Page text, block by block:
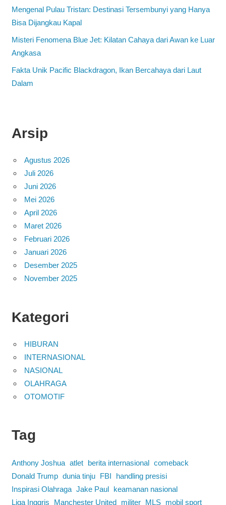
Mengenal Pulau Tristan: Destinasi Tersembunyi yang Hanya
Bisa Dijangkau Kapal
Misteri Fenomena Blue Jet: Kilatan Cahaya dari Awan ke Luar
Angkasa
Fakta Unik Pacific Blackdragon, Ikan Bercahaya dari Laut
Dalam
Arsip
Agustus 2026
Juli 2026
Juni 2026
Mei 2026
April 2026
Maret 2026
Februari 2026
Januari 2026
Desember 2025
November 2025
Kategori
HIBURAN
INTERNASIONAL
NASIONAL
OLAHRAGA
OTOMOTIF
Tag
Anthony Joshua atlet berita internasional comeback
Donald Trump dunia tinju FBI
handling presisi
Inspirasi Olahraga Jake Paul
keamanan nasional
Liga Inggris
Manchester United militer MLS mobil sport